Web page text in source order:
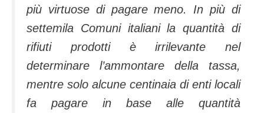
più virtuose di pagare meno. In più di
settemila Comuni italiani la quantità di
rifiuti prodotti è irrilevante nel
determinare l’ammontare della tassa,
mentre solo alcune centinaia di enti locali
fa pagare in base alle quantità